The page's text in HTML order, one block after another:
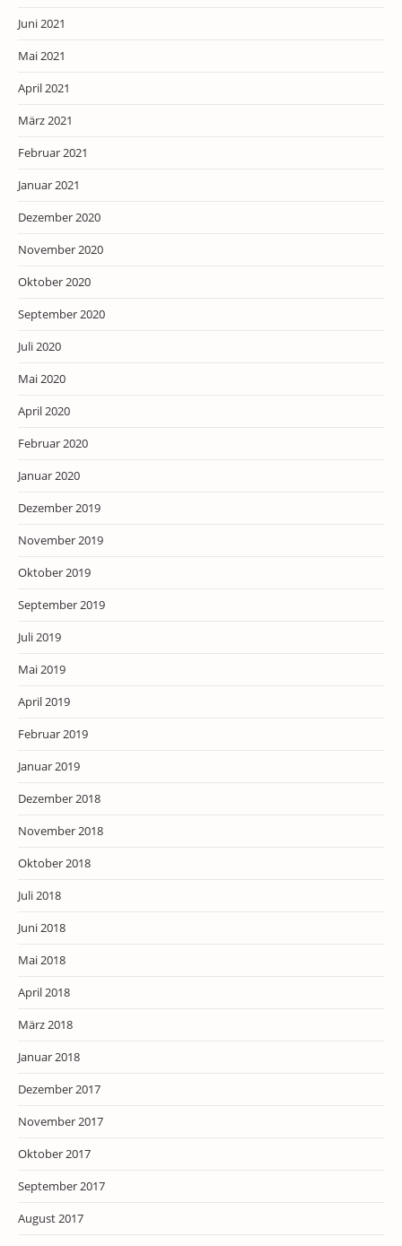
Juni 2021
Mai 2021
April 2021
März 2021
Februar 2021
Januar 2021
Dezember 2020
November 2020
Oktober 2020
September 2020
Juli 2020
Mai 2020
April 2020
Februar 2020
Januar 2020
Dezember 2019
November 2019
Oktober 2019
September 2019
Juli 2019
Mai 2019
April 2019
Februar 2019
Januar 2019
Dezember 2018
November 2018
Oktober 2018
Juli 2018
Juni 2018
Mai 2018
April 2018
März 2018
Januar 2018
Dezember 2017
November 2017
Oktober 2017
September 2017
August 2017